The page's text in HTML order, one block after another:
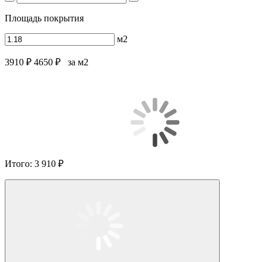
Площадь покрытия
м2
3910 ₽ 4650 ₽ за м2
Итого: 3 910 ₽